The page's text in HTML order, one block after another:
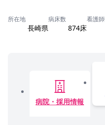
所在地
長崎県
病床数
874床
看護
病院・採用情報